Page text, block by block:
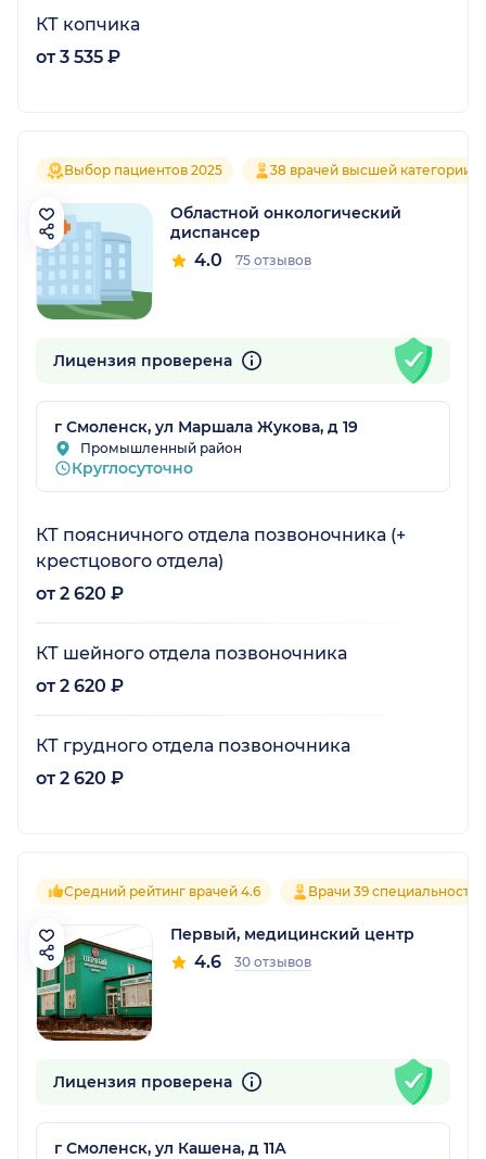
КТ копчика
от 3 535 ₽
Выбор пациентов 2025 38 врачей высшей категории
Областной онкологический
диспансер
4.0 75 отзывов
Лицензия проверена
г Смоленск, ул Маршала Жукова, д 19
Промышленный район
Круглосуточно
КТ поясничного отдела позвоночника (+
крестцового отдела)
от 2 620 ₽
КТ шейного отдела позвоночника
от 2 620 ₽
КТ грудного отдела позвоночника
от 2 620 ₽
Средний рейтинг врачей 4.6 Врачи 39 специальностей
Первый, медицинский центр
4.6 30 отзывов
Лицензия проверена
г Смоленск, ул Кашена, д 11А